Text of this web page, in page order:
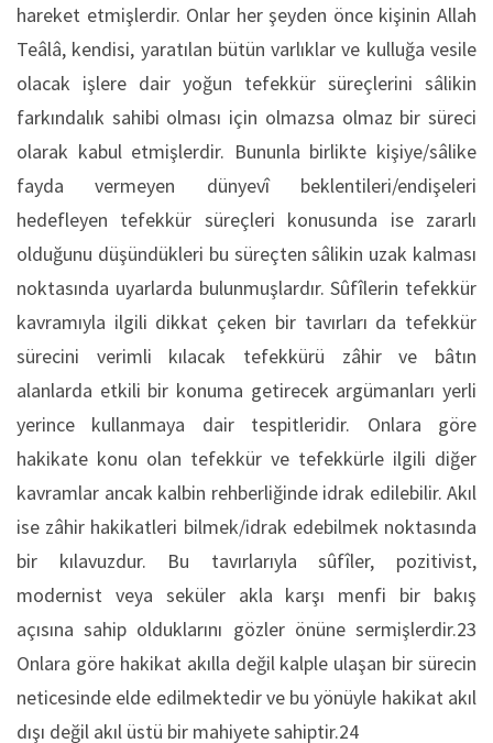
hareket etmişlerdir. Onlar her şeyden önce kişinin Allah
Teâlâ, kendisi, yaratılan bütün varlıklar ve kulluğa vesile
olacak işlere dair yoğun tefekkür süreçlerini sâlikin
farkındalık sahibi olması için olmazsa olmaz bir süreci
olarak kabul etmişlerdir. Bununla birlikte kişiye/sâlike
fayda vermeyen dünyevî beklentileri/endişeleri
hedefleyen tefekkür süreçleri konusunda ise zararlı
olduğunu düşündükleri bu süreçten sâlikin uzak kalması
noktasında uyarlarda bulunmuşlardır. Sûfîlerin tefekkür
kavramıyla ilgili dikkat çeken bir tavırları da tefekkür
sürecini verimli kılacak tefekkürü zâhir ve bâtın
alanlarda etkili bir konuma getirecek argümanları yerli
yerince kullanmaya dair tespitleridir. Onlara göre
hakikate konu olan tefekkür ve tefekkürle ilgili diğer
kavramlar ancak kalbin rehberliğinde idrak edilebilir. Akıl
ise zâhir hakikatleri bilmek/idrak edebilmek noktasında
bir kılavuzdur. Bu tavırlarıyla sûfîler, pozitivist,
modernist veya seküler akla karşı menfi bir bakış
açısına sahip olduklarını gözler önüne sermişlerdir.23
Onlara göre hakikat akılla değil kalple ulaşan bir sürecin
neticesinde elde edilmektedir ve bu yönüyle hakikat akıl
dışı değil akıl üstü bir mahiyete sahiptir.24